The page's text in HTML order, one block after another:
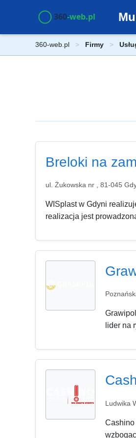
360-web.pl Firmy
Breloki na
ul. Żukowska nr , 81-045
WISplast w Gdyni
realizacja jest
lider na
Ludwika
Cashino